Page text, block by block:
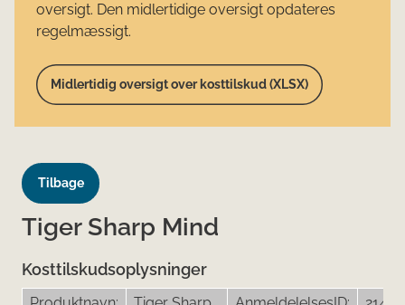
oversigt. Den midlertidige oversigt opdateres
regelmæssigt.
Midlertidig oversigt over kosttilskud (XLSX)
Tilbage
Tiger Sharp Mind
Kosttilskudsoplysninger